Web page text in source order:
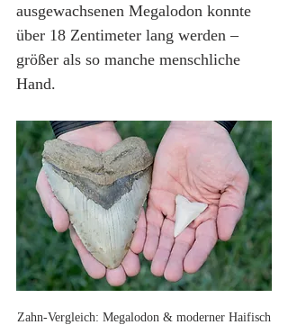
ausgewachsenen Megalodon konnte
über 18 Zentimeter lang werden –
größer als so manche menschliche
Hand.
Zahn-Vergleich: Megalodon & moderner Haifisch